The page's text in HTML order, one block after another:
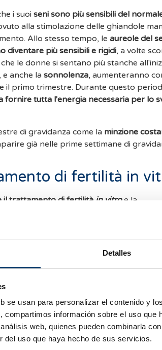
Detalles
se usan para personalizar el contenido y
compartimos información sobre el uso que
web, quienes pueden combinarla
del uso que haya hecho de sus servicios.
i suoi seni sono più sensibili del
alla stimolazione delle ghiandole
Allo stesso tempo, le aureole del
diventare più sensibili e rigidi, a volte
le donne si sentano più stanche
, e anche la sonnolenza, aumenteranno
il primo trimestre. Durante questo
fornire tutta l'energia necessaria per lo
di gravidanza come la minzione
già nelle prime settimane di
di fertilità in
il trattamento di fertilità in vitroe la
trattamenti ormonali
durante questi giorni di attesa può
e disagio
onotare alcun sintomo o disagio
sei incinta
una gravidanza fino a quando non
, un test delle urine o del sangue, che è